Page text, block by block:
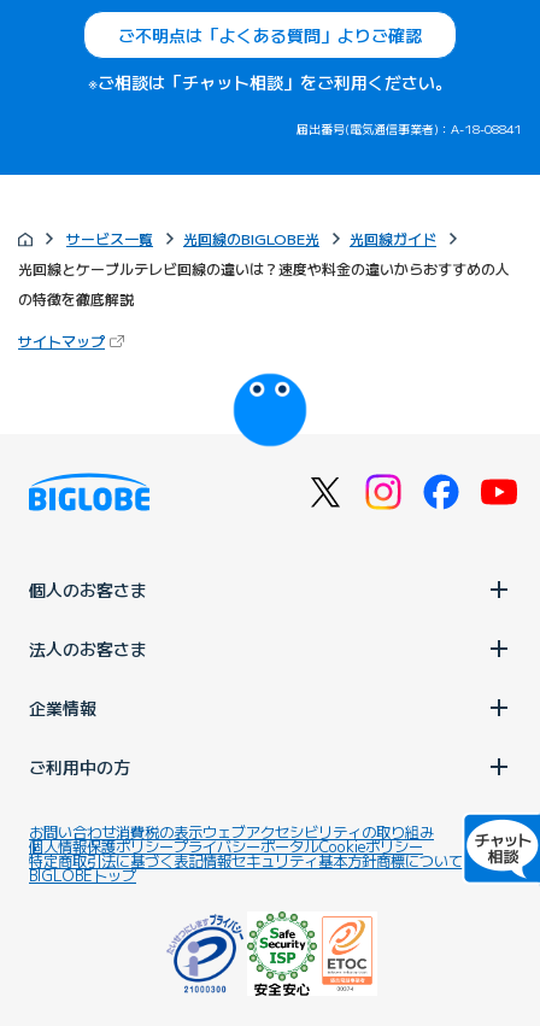
ご不明点は「よくある質問」よりご確認
※ご相談は「チャット相談」をご利用ください。
届出番号(電気通信事業者)：A-18-08841
サービス一覧 光回線のBIGLOBE光
光回線ガイド
光回線とケーブルテレビ回線の違いは？速度や料金の違いからおすすめの人
の特徴を徹底解説
サイトマップ（新しいタブで開きます）
びっぷるのページ
個人のお客さま
法人のお客さま
企業情報
ご利用中の方
お問い合わせ消費税の表示ウェブアクセシビリティの取り組み
個人情報保護ポリシープライバシーポータルCookieポリシー
特定商取引法に基づく表記情報セキュリティ基本方針商標について
BIGLOBEトップ